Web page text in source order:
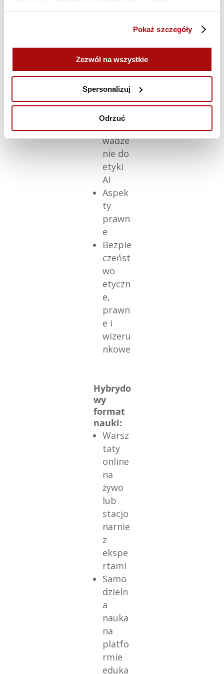
Pokaż szczegóły
Zezwól na wszystkie
Spersonalizuj
Odrzuć
zeństwo
me i
bezpiec
zne
wykorzy
stanie
AI.
Wpro
wadze
nie do
etyki
AI
Aspek
ty
prawn
e
Bezpie
czeńst
wo
etyczn
e,
prawn
e i
wizeru
nkowe
Hybrydo
wy
format
nauki:
Warsz
taty
online
na
żywo
lub
stacjo
narnie
z
ekspe
rtami
Samo
dzieln
a
nauka
na
platfo
rmie
eduka